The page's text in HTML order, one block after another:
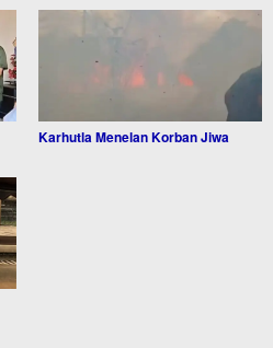
Karhutla Menelan Korban Jiwa